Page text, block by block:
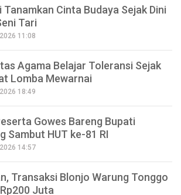
Tanamkan Cinta Budaya Sejak Dini
Tari
11:08
Agama Belajar Toleransi Sejak
Lomba Mewarnai
18:49
Gowes Bareng Bupati
Sambut HUT ke-81 RI
14:57
Transaksi Blonjo Warung Tonggo
Juta